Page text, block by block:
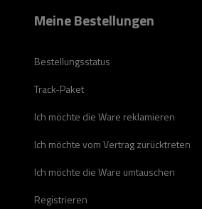
Meine Bestellungen
Bestellungsstatus
Track-Paket
Ich möchte die Ware reklamieren
Ich möchte vom Vertrag zurücktreten
Ich möchte die Ware umtauschen
Registrieren